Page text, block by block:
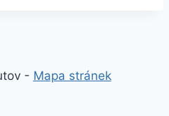
- Mapa stránek